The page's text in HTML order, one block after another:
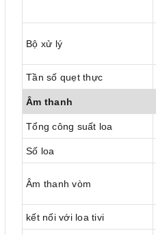
Bộ xử lý
Tần số quẹt thực
Âm thanh
Tổng công suất loa
Số loa
Âm thanh vòm
kết nối với loa tivi